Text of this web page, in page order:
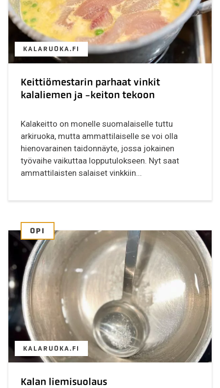
KALARUOKA.FI
Keittiömestarin parhaat vinkit
kalaliemen ja -keiton tekoon
Kalakeitto on monelle suomalaiselle tuttu
arkiruoka, mutta ammattilaiselle se voi olla
hienovarainen taidonnäyte, jossa jokainen
työvaihe vaikuttaa lopputulokseen. Nyt saat
ammattilaisten salaiset vinkkiin...
OPI
KALARUOKA.FI
Kalan liemisuolaus